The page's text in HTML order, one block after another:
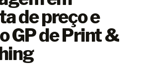
de preço e
GP de Print &